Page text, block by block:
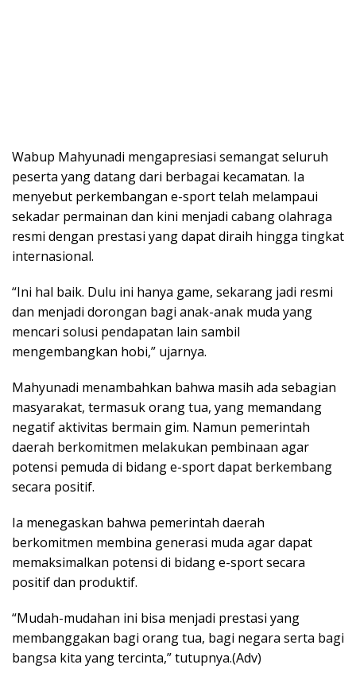
Wabup Mahyunadi mengapresiasi semangat seluruh
peserta yang datang dari berbagai kecamatan. Ia
menyebut perkembangan e-sport telah melampaui
sekadar permainan dan kini menjadi cabang olahraga
resmi dengan prestasi yang dapat diraih hingga tingkat
internasional.
“Ini hal baik. Dulu ini hanya game, sekarang jadi resmi
dan menjadi dorongan bagi anak-anak muda yang
mencari solusi pendapatan lain sambil
mengembangkan hobi,” ujarnya.
Mahyunadi menambahkan bahwa masih ada sebagian
masyarakat, termasuk orang tua, yang memandang
negatif aktivitas bermain gim. Namun pemerintah
daerah berkomitmen melakukan pembinaan agar
potensi pemuda di bidang e-sport dapat berkembang
secara positif.
Ia menegaskan bahwa pemerintah daerah
berkomitmen membina generasi muda agar dapat
memaksimalkan potensi di bidang e-sport secara
positif dan produktif.
“Mudah-mudahan ini bisa menjadi prestasi yang
membanggakan bagi orang tua, bagi negara serta bagi
bangsa kita yang tercinta,” tutupnya.(Adv)